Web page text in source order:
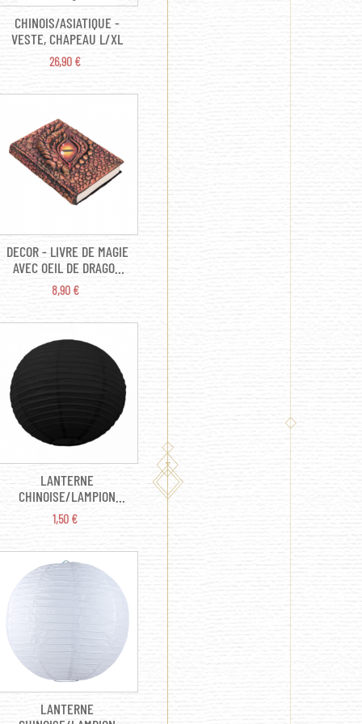
CHINOIS/ASIATIQUE -
VESTE, CHAPEAU L/XL
PRIX
26,90 €
DECOR - LIVRE DE MAGIE
AVEC OEIL DE DRAGON
(21CM)
PRIX
8,90 €
LANTERNE
CHINOISE/LAMPION
PAPIER - NOIR (15CM)
PRIX
1,50 €
LANTERNE